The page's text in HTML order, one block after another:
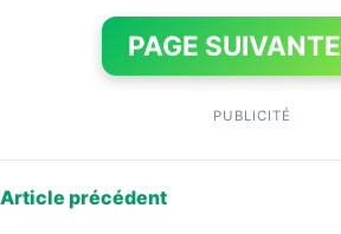
PAGE SUIVANTE
PUBLICITÉ
Article précédent